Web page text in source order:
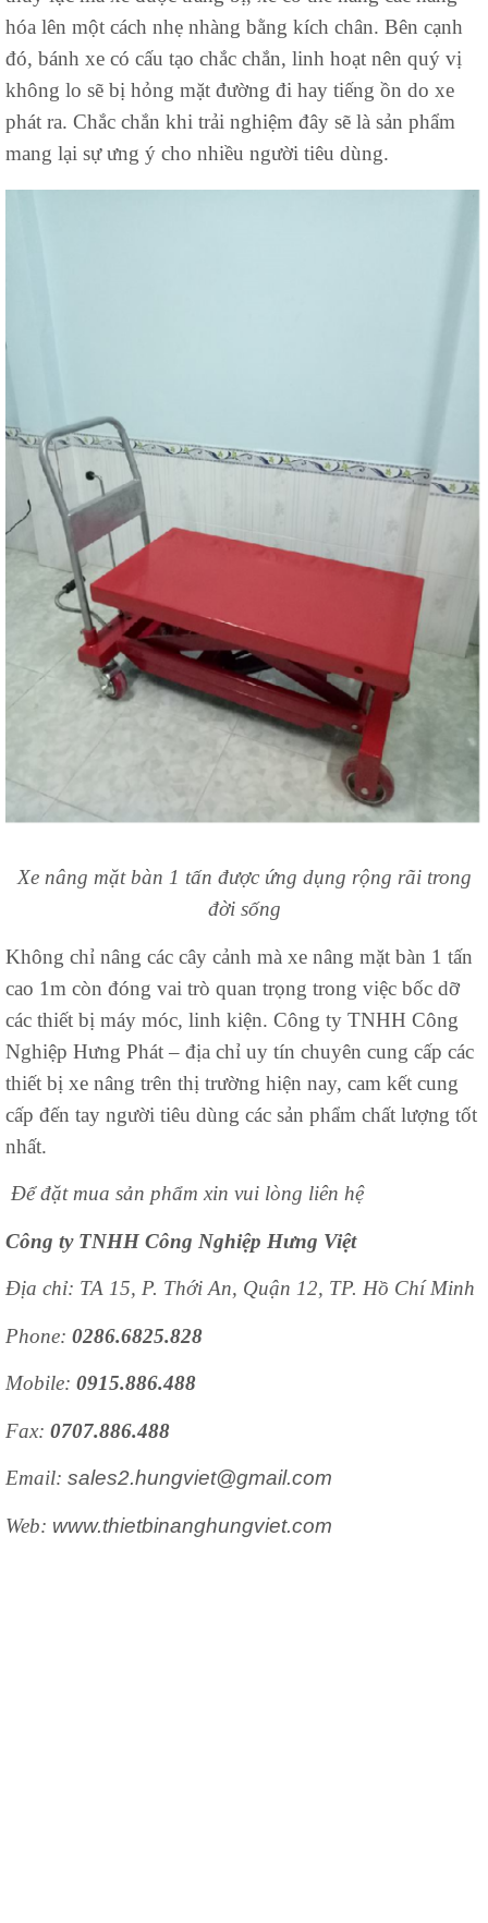
hóa lên một cách nhẹ nhàng bằng kích chân. Bên cạnh
đó, bánh xe có cấu tạo chắc chắn, linh hoạt nên quý vị
không lo sẽ bị hỏng mặt đường đi hay tiếng ồn do xe
phát ra. Chắc chắn khi trải nghiệm đây sẽ là sản phẩm
mang lại sự ưng ý cho nhiều người tiêu dùng.
Xe nâng mặt bàn 1 tấn được ứng dụng rộng rãi trong
đời sống
Không chỉ nâng các cây cảnh mà xe nâng mặt bàn 1 tấn
cao 1m còn đóng vai trò quan trọng trong việc bốc dỡ
các thiết bị máy móc, linh kiện. Công ty TNHH Công
Nghiệp Hưng Phát – địa chỉ uy tín chuyên cung cấp các
thiết bị xe nâng trên thị trường hiện nay, cam kết cung
cấp đến tay người tiêu dùng các sản phẩm chất lượng tốt
nhất.
Để đặt mua sản phẩm xin vui lòng liên hệ
Công ty TNHH Công Nghiệp Hưng Việt
Địa chỉ: TA 15, P. Thới An, Quận 12, TP. Hồ Chí Minh
Phone: 0286.6825.828
Mobile: 0915.886.488
Fax: 0707.886.488
Email: sales2.hungviet@gmail.com
Web: www.thietbinanghungviet.com